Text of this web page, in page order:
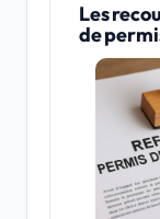
Les
de